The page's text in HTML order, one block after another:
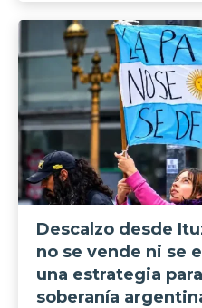
Descalzo desde
no se vende ni se
una estrategia
soberanía